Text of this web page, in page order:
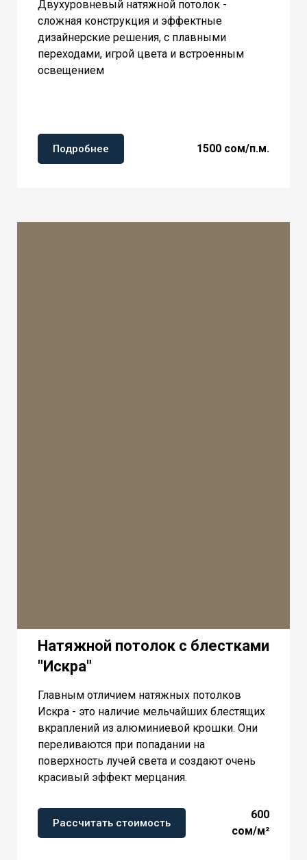
Двухуровневый натяжной потолок -
сложная конструкция и эффектные
дизайнерские решения, с плавными
переходами, игрой цвета и встроенным
освещением
Подробнее 1500 сом/п.м.
Натяжной потолок с блестками
"Искра"
Главным отличием натяжных потолков
Искра - это наличие мельчайших блестящих
вкраплений из алюминиевой крошки. Они
переливаются при попадании на
поверхность лучей света и создают очень
красивый эффект мерцания.
Рассчитать стоимость
600
сом/м²